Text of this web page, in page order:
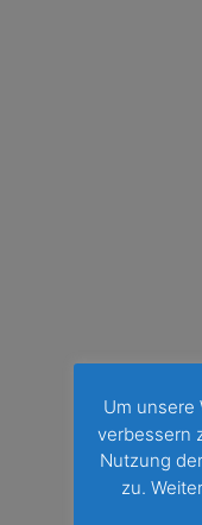
Um unsere
verbessern
Nutzung
zu.